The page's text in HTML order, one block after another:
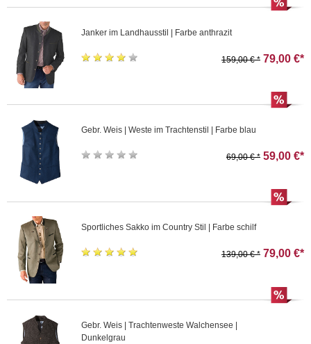
Janker im Landhausstil | Farbe anthrazit
159,00 € * 79,00 €*
Gebr. Weis | Weste im Trachtenstil | Farbe blau
69,00 € * 59,00 €*
Sportliches Sakko im Country Stil | Farbe schilf
139,00 € * 79,00 €*
Gebr. Weis | Trachtenweste Walchensee |
Dunkelgrau